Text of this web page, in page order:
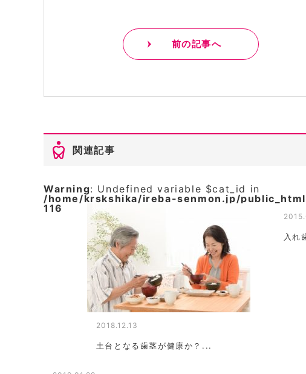
前の記事へ
関連記事
Warning: Undefined variable $cat_id in
/home/krskshika/ireba-senmon.jp/
116
2018.12.13
土台となる歯茎が健康か？...
入れ